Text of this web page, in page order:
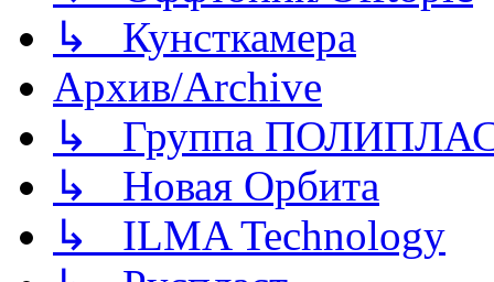
↳ Кунсткамера
Архив/Archive
↳ Группа
↳ Новая Орбита
↳ ILMA Technology